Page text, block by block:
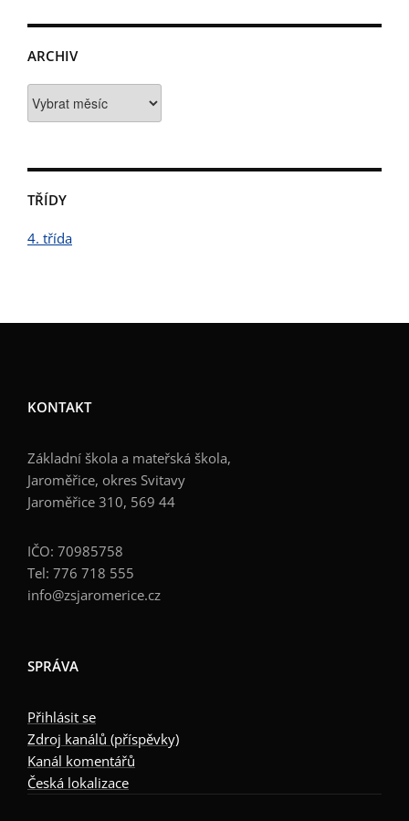
ARCHIV
TŘÍDY
4. třída
KONTAKT
Základní škola a mateřská škola,
Jaroměřice, okres Svitavy
Jaroměřice 310, 569 44
IČO: 70985758
Tel: 776 718 555
info@zsjaromerice.cz
SPRÁVA
Přihlásit se
Zdroj kanálů (příspěvky)
Kanál komentářů
Česká lokalizace